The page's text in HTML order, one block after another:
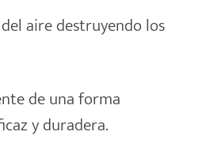
aire destruyendo los
de una forma
y duradera.